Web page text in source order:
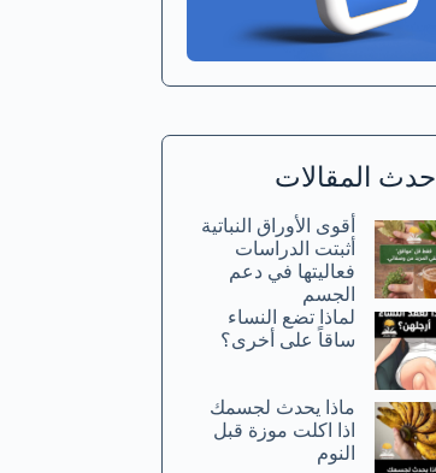
أحدث المقالات
أقوى الأوراق النباتية
أثبتت الدراسات
فعاليتها في دعم
الجسم
لماذا تضع النساء
ساقاً على أخرى؟
ماذا يحدث لجسمك
اذا اكلت موزة قبل
النوم